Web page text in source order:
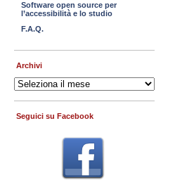
Software open source per
l’accessibilità e lo studio
F.A.Q.
Archivi
Archivi
Seguici su Facebook